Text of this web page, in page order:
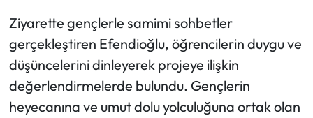
Ziyarette gençlerle samimi sohbetler
gerçekleştiren Efendioğlu, öğrencilerin duygu ve
düşüncelerini dinleyerek projeye ilişkin
değerlendirmelerde bulundu. Gençlerin
heyecanına ve umut dolu yolculuğuna ortak olan
Mecitözü Haberleri
Oğuzlar Haberleri
Ortaköy Haberleri